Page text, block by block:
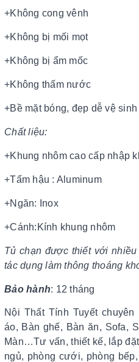
+Không cong vênh
+Không bị mối mọt
+Không bị ẩm mốc
+Không thấm nước
+Bề mặt bóng, đẹp dễ vệ
Chất liệu:
+Khung nhôm cao cấp nhập
+Tấm hậu : Aluminum
+Ngăn: Inox
+Cánh:Kính khung nhôm
Tủ chạn được thiết với
tác dụng làm thông thoáng
Bảo hành: 12 tháng
Nội Thất Tính Tuyết
áo, Bàn ghế, Bàn ăn, Sofa,
Màn…Tư vấn, thiết kế, lắp
ngủ, phòng cưới, phòng